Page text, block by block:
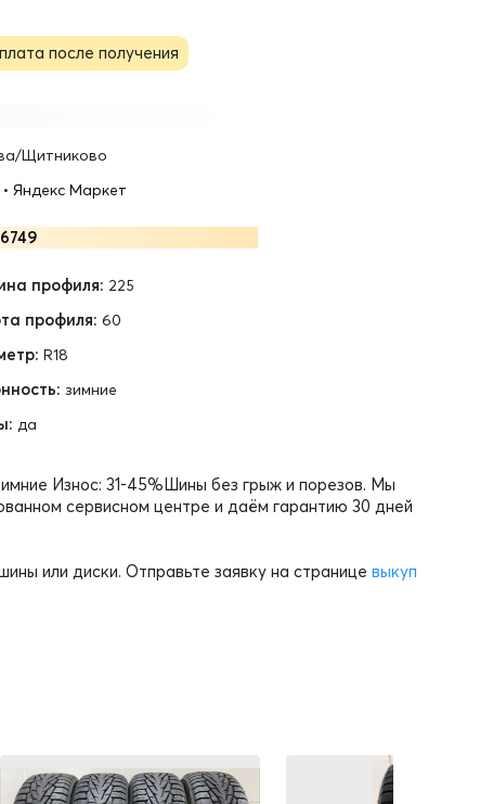
после получения
Щитниково
• Яндекс Маркет
профиля: 225
профиля: 60
R18
зимние
да
Износ: 31-45%Шины без грыж и порезов. Мы
сервисном центре и даём гарантию 30 дней
или диски. Отправьте заявку на странице выкуп